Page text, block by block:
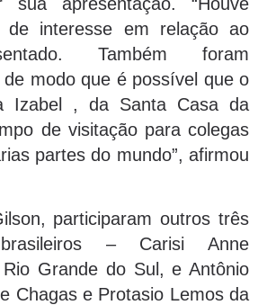
de interesse em relação ao
Também foram
modo que é possível que o
Izabel , da Santa Casa da
de visitação para colegas
partes do mundo”, afirmou
participaram outros três
brasileiros – Carisi Anne
Grande do Sul, e Antônio
Chagas e Protasio Lemos da